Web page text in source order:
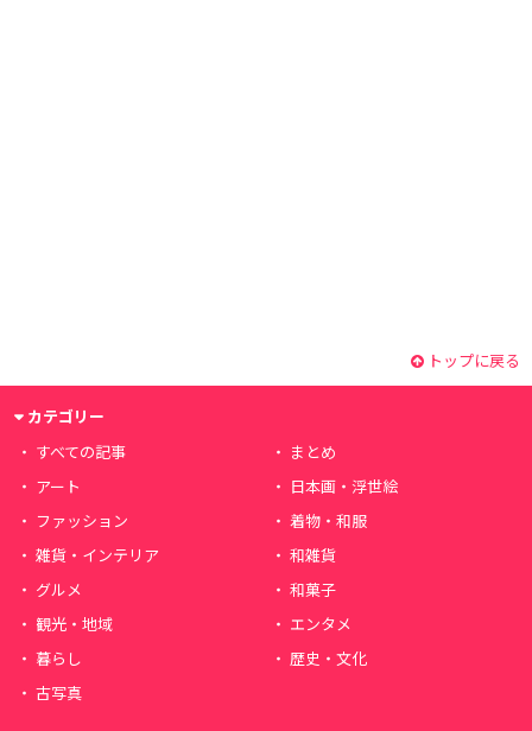
トップに戻る
カテゴリー
すべての記事
まとめ
アート
日本画・浮世絵
ファッション
着物・和服
雑貨・インテリア
和雑貨
グルメ
和菓子
観光・地域
エンタメ
暮らし
歴史・文化
古写真